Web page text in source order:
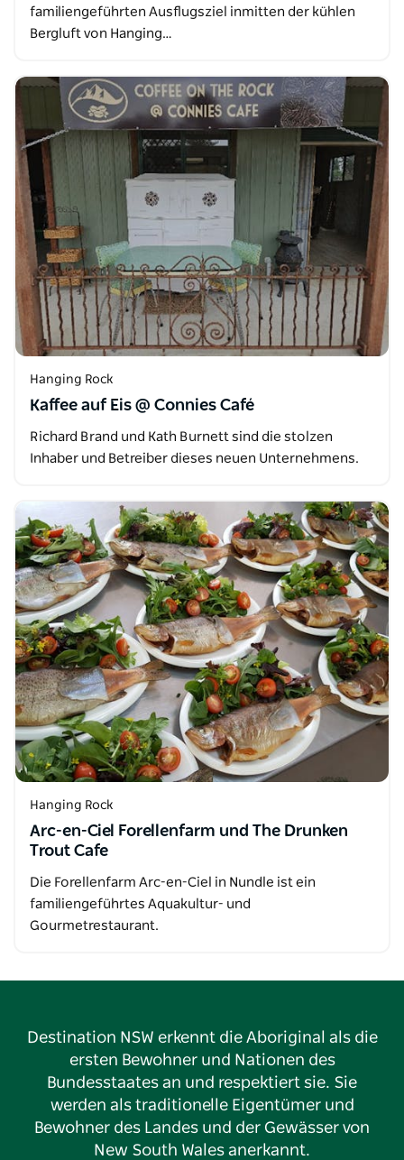
familiengeführten Ausflugsziel inmitten der kühlen
Bergluft von Hanging…
Hanging Rock
Kaffee auf Eis @ Connies Café
Richard Brand und Kath Burnett sind die stolzen
Inhaber und Betreiber dieses neuen Unternehmens.
Hanging Rock
Arc-en-Ciel Forellenfarm und The Drunken
Trout Cafe
Die Forellenfarm Arc-en-Ciel in Nundle ist ein
familiengeführtes Aquakultur- und
Gourmetrestaurant.
Destination NSW erkennt die Aboriginal als die
ersten Bewohner und Nationen des
Bundesstaates an und respektiert sie. Sie
werden als traditionelle Eigentümer und
Bewohner des Landes und der Gewässer von
New South Wales anerkannt.